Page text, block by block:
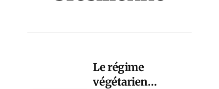
Le régime
végétarien